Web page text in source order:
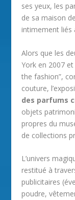
ses yeux, les
de sa maison
intimement liés
Alors que les
York en 2007
the fashion”,
couture,
des parfums
objets
propres du
de collections
L’univers
restitué à
publicitaires
poudre,